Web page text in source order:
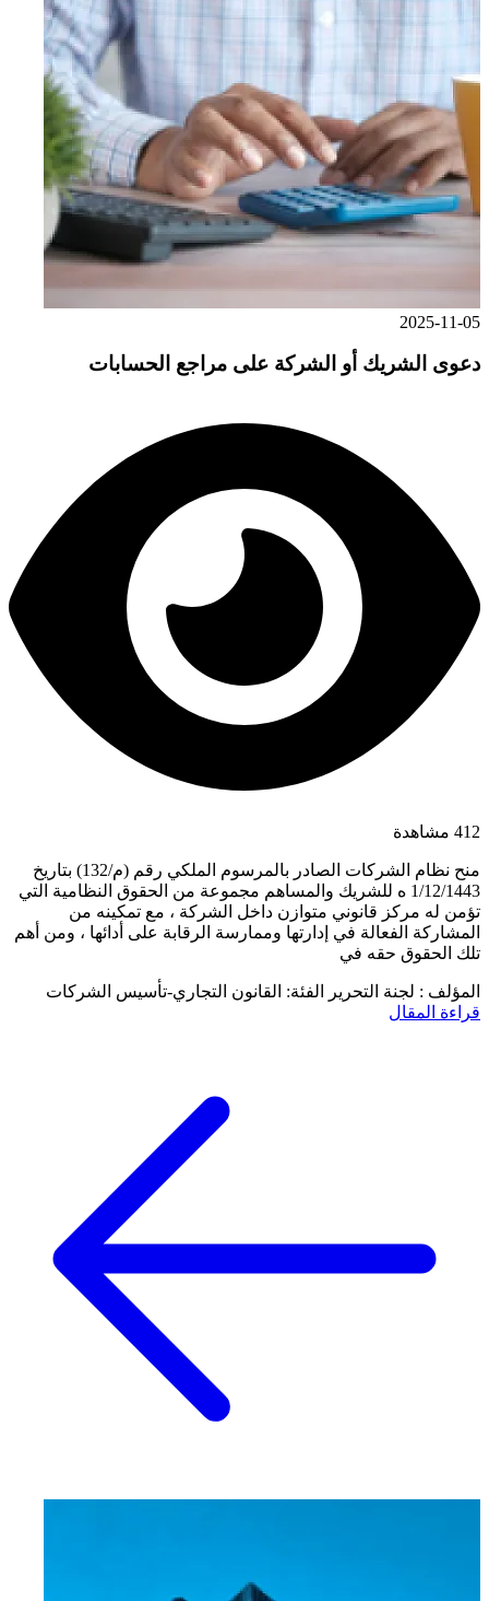
2025-11-05
دعوى الشريك أو الشركة على مراجع الحسابات
412 مشاهدة
منح نظام الشركات الصادر بالمرسوم الملكي رقم (م/132) بتاريخ
1/12/1443 ه للشريك والمساهم مجموعة من الحقوق النظامية التي
تؤمن له مركز قانوني متوازن داخل الشركة ، مع تمكينه من
المشاركة الفعالة في إدارتها وممارسة الرقابة على أدائها ، ومن أهم
تلك الحقوق حقه في
المؤلف : لجنة التحرير
الفئة: القانون التجاري-تأسيس الشركات
قراءة المقال